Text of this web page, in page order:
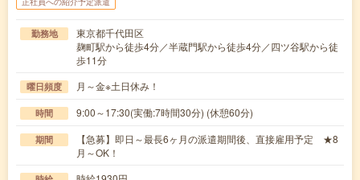
勤務地
東京都千代田区
麹町駅から徒歩4分／半蔵門駅から徒歩4分／四ツ谷駅から徒
歩11分
曜日頻度 月～金※土日休み！
時間 9:00～17:30(実働:7時間30分) (休憩60分)
期間
【急募】即日～最長6ヶ月の派遣期間後、直接雇用予定 ★8
月～OK！